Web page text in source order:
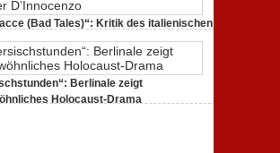
zeigt
Handydokumentation
Flucht
(Bad Tales)“: Kritik des italienischen
Beitrags der Brüder D’Innocenzo
2020,Keine Kommentarezu
„Favolacce
(Bad
Kritik
Berlinale zeigt
Holocaust-Drama